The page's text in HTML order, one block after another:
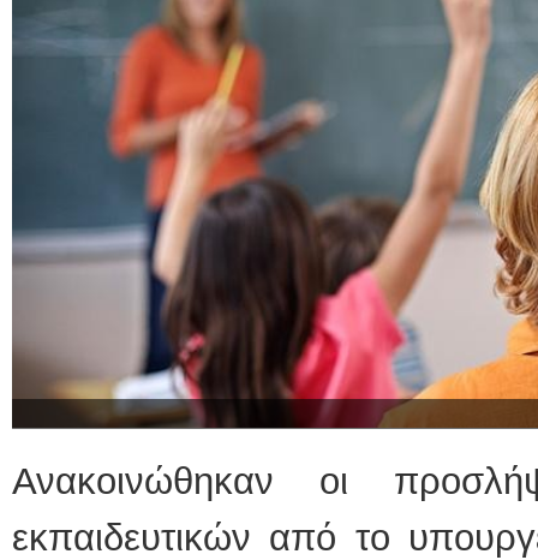
Ανακοινώθηκαν οι
εκπαιδευτικών από το